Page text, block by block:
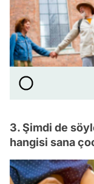
3. Şimdi de
hangisi sana